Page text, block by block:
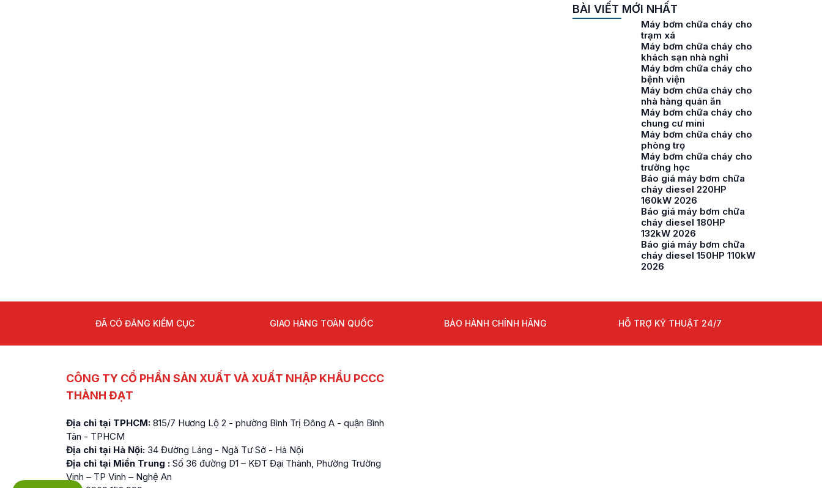
BÀI VIẾT MỚI NHẤT
Máy bơm chữa cháy cho
trạm xá
Máy bơm chữa cháy cho
khách sạn nhà nghỉ
Máy bơm chữa cháy cho
bệnh viện
Máy bơm chữa cháy cho
nhà hàng quán ăn
Máy bơm chữa cháy cho
chung cư mini
Máy bơm chữa cháy cho
phòng trọ
Máy bơm chữa cháy cho
trường học
Báo giá máy bơm chữa
cháy diesel 220HP
160kW 2026
Báo giá máy bơm chữa
cháy diesel 180HP
132kW 2026
Báo giá máy bơm chữa
cháy diesel 150HP 110kW
2026
ĐÃ CÓ ĐĂNG KIỂM CỤC GIAO HÀNG TOÀN QUỐC BẢO HÀNH CHÍNH HÃNG HỖ TRỢ KỸ THUẬT 24/7
CÔNG TY CỔ PHẦN SẢN XUẤT VÀ XUẤT NHẬP KHẨU PCCC
THÀNH ĐẠT
Địa chỉ tại TPHCM: 815/7 Hương Lộ 2 - phường Bình Trị Đông A - quận Bình
Tân - TPHCM
Địa chỉ tại Hà Nội: 34 Đường Láng - Ngã Tư Sở - Hà Nội
Địa chỉ tại Miền Trung : Số 36 đường D1 – KĐT Đại Thành, Phường Trường
Vinh – TP Vinh – Nghệ An